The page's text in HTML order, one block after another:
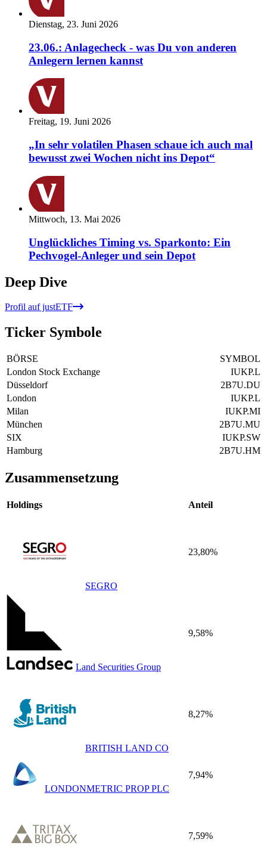
Dienstag, 23. Juni 2026
23.06.: Anlagecheck - was Du von anderen
Anlegern lernen kannst
Freitag, 19. Juni 2026
„In sehr volatilen Phasen schaue ich auch mal
bewusst zwei Wochen nicht ins Depot“
Mittwoch, 13. Mai 2026
Unglückliches Timing vs. Sparkonto: Ein
Pechvogel-Anleger und sein Depot
Deep Dive
Profil auf justETF
Ticker Symbole
BÖRSE
SYMBOL
London Stock Exchange
IUKP.L
Düsseldorf
2B7U.DU
London
IUKP.L
Milan
IUKP.MI
München
2B7U.MU
SIX
IUKP.SW
Hamburg
2B7U.HM
Zusammensetzung
Holdings Anteil
SEGRO
23,80%
Land Securities Group
9,58%
BRITISH LAND CO
8,27%
LONDONMETRIC PROP PLC
7,94%
7,59%